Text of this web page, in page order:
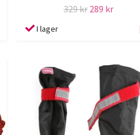
329 kr 289 kr
I lager